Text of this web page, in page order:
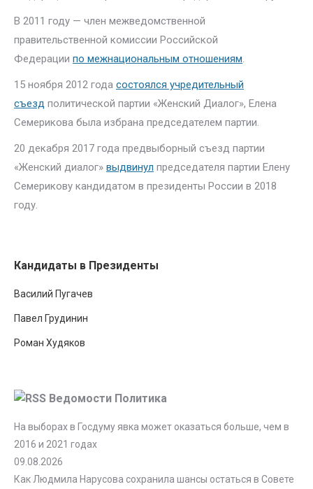
В 2011 году — член межведомственной
правительственной комиссии Российской
Федерации по межнациональным отношениям.
15 ноября 2012 года состоялся учредительный
съезд политической партии «Женский Диалог», Елена
Семерикова была избрана председателем партии.
20 декабря 2017 года предвыборный съезд партии
«Женский диалог» выдвинул председателя партии Елену
Семерикову кандидатом в президенты России в 2018
году.
Кандидаты в Президенты
Василий Пугачев
Павел Грудинин
Роман Худяков
Ведомости Политика
На выборах в Госдуму явка может оказаться больше, чем в
2016 и 2021 годах
09.08.2026
Как Людмила Нарусова сохранила шансы остаться в Совете